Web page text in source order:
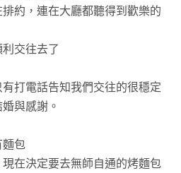
約，連在大廳都聽得到歡樂的
交往去了
打電話告知我們交往的很穩定
與感謝。
包
在決定要去無師自通的烤麵包